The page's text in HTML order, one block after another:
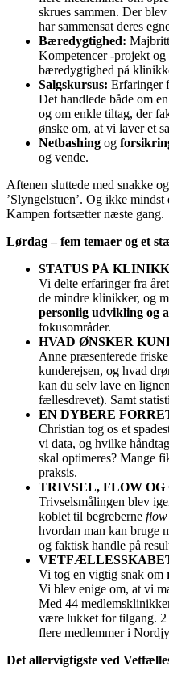
skrues sammen. Der
har sammensat deres
Bæredygtighed:
Kompetencer -projekt
bæredygtighed på
Salgskursus: Erfaringer
Det handlede både om
og om enkle tiltag, der
ønske om, at vi laver et
Netbashing og
og vende.
Aftenen sluttede med snakke
’Slyngelstuen’. Og ikke
Kampen fortsætter næste gang.
Lørdag – fem temaer og et
STATUS PÅ
Vi delte erfaringer fra
de mindre klinikker, og
personlig udvikling og
fokusområder.
HVAD ØNSKER
Anne præsenterede
kunderejsen, og hvad
kan du selv lave en
fællesdrevet). Samt
EN DYBERE
Christian tog os et
vi data, og hvilke
skal optimeres? Mange
praksis.
TRIVSEL, FLOW OG
Trivselsmålingen blev
koblet til begreberne flow
hvordan man kan bruge
og faktisk handle på
Vi tog en vigtig snak om
Vi blev enige om, at vi
Med 44
være lukket for tilgang. 2
flere medlemmer i
Det allervigtigste ved